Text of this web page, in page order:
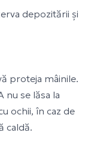
depozitării și
proteja mâinile.
nu se lăsa la
ochii, în caz de
caldă.